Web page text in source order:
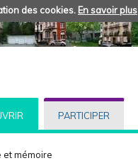
des cookies. En savoir plus
PARTICIPER
et mémoire